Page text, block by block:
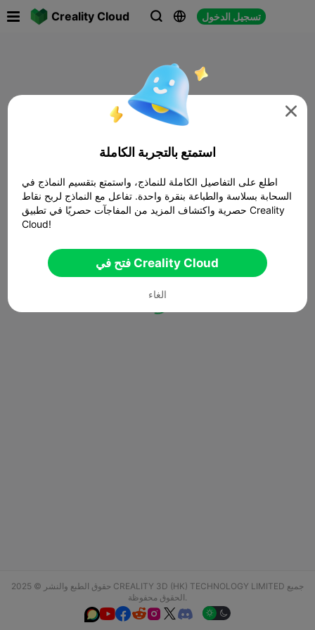
Creality Cloud   تسجيل الدخول
حقوق الطبع والنشر © 2025 CREALITY 3D (HK) TECHNOLOGY LIMITED جميع
الحقوق محفوظة.
  

استمتع بالتجربة الكاملة
اطلع على التفاصيل الكاملة للنماذج، واستمتع بتقسيم النماذج في
السحابة بسلاسة والطباعة بنقرة واحدة. تفاعل مع النماذج لربح نقاط
حصرية واكتشاف المزيد من المفاجآت حصريًا في تطبيق Creality
Cloud!
فتح في Creality Cloud
الغاء